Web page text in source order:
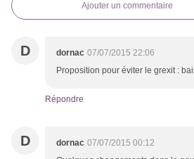
Ajouter un commentaire
D dornac 07/07/2015 22:06
Proposition pour éviter le grexit :
Répondre
D dornac 07/07/2015 00:12